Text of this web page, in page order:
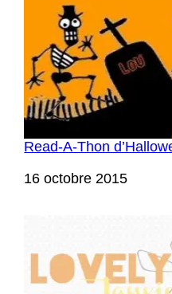
Read-A-Thon
Date
16 octobre 2015